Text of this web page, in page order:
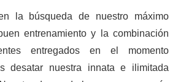
la búsqueda de nuestro máximo
entrenamiento y la combinación
entregados en el momento
desatar nuestra innata e ilimitada